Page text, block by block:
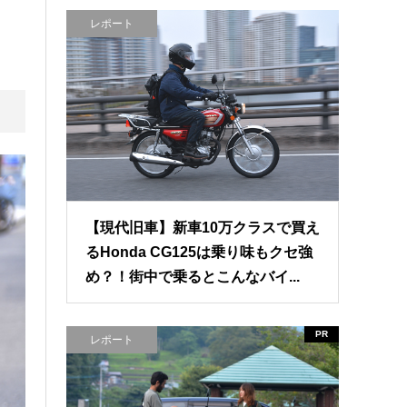
レポート
【現代旧車】新車10万クラスで買え
るHonda CG125は乗り味もクセ強
め？！街中で乗るとこんなバイ...
レポート PR